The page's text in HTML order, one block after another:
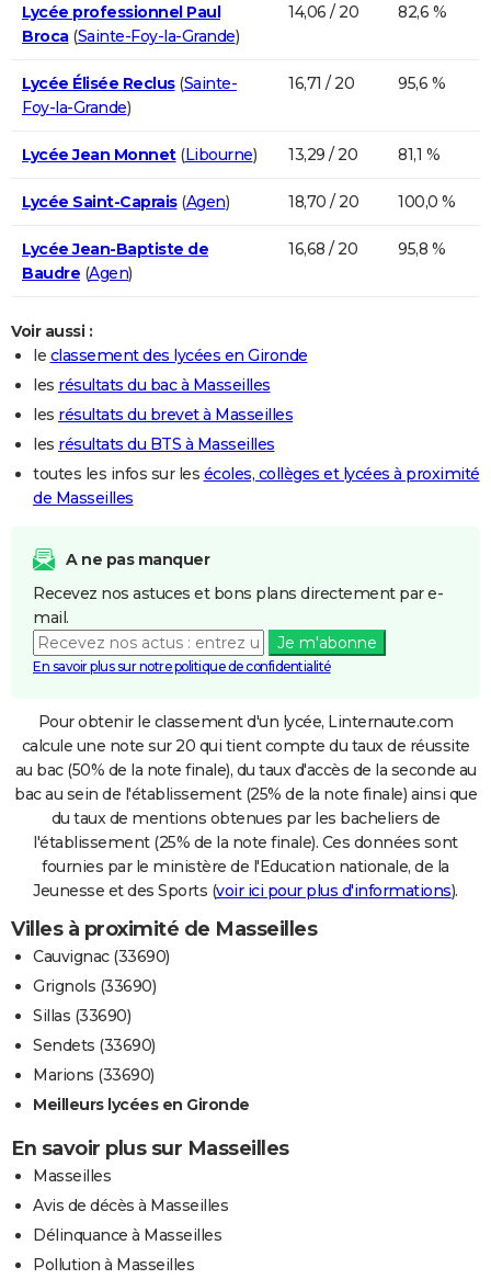
Lycée professionnel Paul
Broca(Sainte-Foy-la-Grande)
14,06 / 20 82,6 %
Lycée Élisée Reclus(Sainte-
Foy-la-Grande)
16,71 / 20 95,6 %
Lycée Jean Monnet(Libourne) 13,29 / 20 81,1 %
Lycée Saint-Caprais(Agen) 18,70 / 20 100,0 %
Lycée Jean-Baptiste de
Baudre (Agen)
16,68 / 20 95,8 %
Voir aussi :
le classement des lycées en Gironde
les résultats du bac à Masseilles
les résultats du brevet à Masseilles
les résultats du BTS à Masseilles
toutes les infos sur les écoles, collèges et lycées à proximité
de Masseilles
A ne pas manquer
Recevez nos astuces et bons plans directement par e-
mail.
Je m'abonne
En savoir plus sur notre politique de confidentialité
Pour obtenir le classement d'un lycée, Linternaute.com
calcule une note sur 20 qui tient compte du taux de réussite
au bac (50% de la note finale), du taux d'accès de la seconde au
bac au sein de l'établissement (25% de la note finale) ainsi que
du taux de mentions obtenues par les bacheliers de
l'établissement (25% de la note finale). Ces données sont
fournies par le ministère de l'Education nationale, de la
Jeunesse et des Sports (voir ici pour plus d'informations).
Villes à proximité de Masseilles
Cauvignac (33690)
Grignols (33690)
Sillas (33690)
Sendets (33690)
Marions (33690)
Meilleurs lycées en Gironde
En savoir plus sur Masseilles
Masseilles
Avis de décès à Masseilles
Délinquance à Masseilles
Pollution à Masseilles